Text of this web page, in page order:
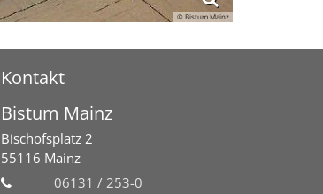
© Bistum Mainz
Kontakt
Bistum Mainz
Bischofsplatz 2
55116 Mainz
06131 / 253-0